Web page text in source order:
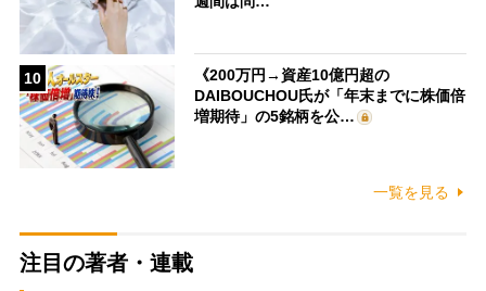
10
《200万円→資産10億円超の
DAIBOUCHOU氏が「年末までに株価倍
増期待」の5銘柄を公…
一覧を見る
注目の著者・連載